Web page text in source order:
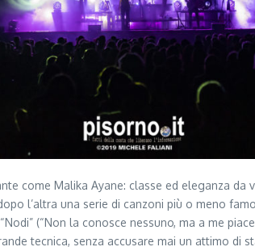
come Malika Ayane: classe ed eleganza
l’altra una serie di canzoni più o meno
(“Non la conosce nessuno, ma a me
tecnica, senza accusare mai un attimo di